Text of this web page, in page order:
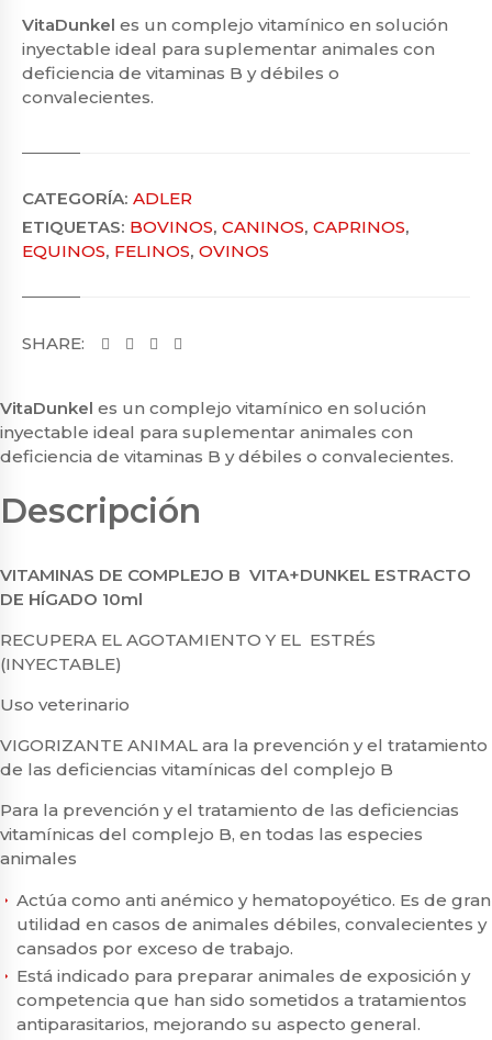
VitaDunkel es un complejo vitamínico en solución
inyectable ideal para suplementar animales con
deficiencia de vitaminas B y débiles o
convalecientes.
CATEGORÍA: ADLER
ETIQUETAS: BOVINOS, CANINOS, CAPRINOS,
EQUINOS, FELINOS, OVINOS
SHARE:
VitaDunkel es un complejo vitamínico en solución
inyectable ideal para suplementar animales con
deficiencia de vitaminas B y débiles o convalecientes.
Descripción
VITAMINAS DE COMPLEJO B VITA+DUNKEL ESTRACTO
DE HÍGADO 10ml
RECUPERA EL AGOTAMIENTO Y EL ESTRÉS
(INYECTABLE)
Uso veterinario
VIGORIZANTE ANIMAL ara la prevención y el tratamiento
de las deficiencias vitamínicas del complejo B
Para la prevención y el tratamiento de las deficiencias
vitamínicas del complejo B, en todas las especies
animales
Actúa como anti anémico y hematopoyético. Es de gran
utilidad en casos de animales débiles, convalecientes y
cansados por exceso de trabajo.
Está indicado para preparar animales de exposición y
competencia que han sido sometidos a tratamientos
antiparasitarios, mejorando su aspecto general.